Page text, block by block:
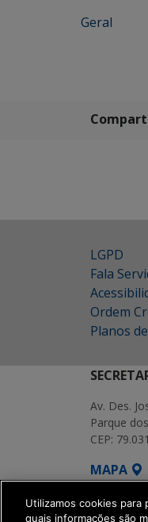
Geral
LGPD
Fala
Ordem
Planos
Av. Des.
Parque
CEP:
MAPA
Utilizamos cookies
quais informações são